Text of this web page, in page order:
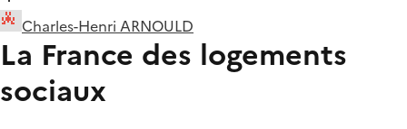
Charles-Henri ARNOULD
La France des logements
sociaux